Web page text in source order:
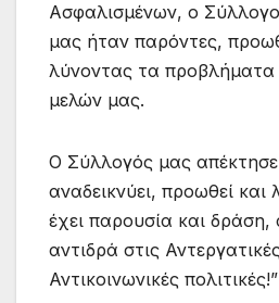
Ασφαλισμένων, ο
μας ήταν παρόντες,
λύνοντας τα
μελών μας.
Ο Σύλλογός μας
αναδεικνύει, προωθεί
έχει παρουσία και δράση,
αντιδρά στις
Αντικοινωνικές πολιτικές!”